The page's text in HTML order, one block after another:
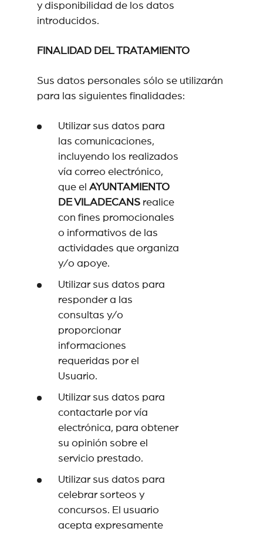
y disponibilidad de los datos
introducidos.
FINALIDAD DEL TRATAMIENTO
Sus datos personales sólo se utilizarán
para las siguientes finalidades:
Utilizar sus datos para
las comunicaciones,
incluyendo los realizados
vía correo electrónico,
que el AYUNTAMIENTO
DE VILADECANS realice
con fines promocionales
o informativos de las
actividades que organiza
y/o apoye.
Utilizar sus datos para
responder a las
consultas y/o
proporcionar
informaciones
requeridas por el
Usuario.
Utilizar sus datos para
contactarle por vía
electrónica, para obtener
su opinión sobre el
servicio prestado.
Utilizar sus datos para
celebrar sorteos y
concursos. El usuario
acepta expresamente